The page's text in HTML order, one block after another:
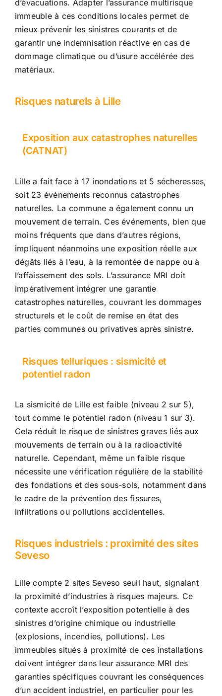
d’évacuations. Adapter l’assurance multirisque
immeuble à ces conditions locales permet de
mieux prévenir les sinistres courants et de
garantir une indemnisation réactive en cas de
dommage climatique ou d’usure accélérée des
matériaux.
Risques naturels à Lille
Exposition aux catastrophes naturelles
(CATNAT)
Lille a fait face à 17 inondations et 5 sécheresses,
soit 23 événements reconnus catastrophes
naturelles. La commune a également connu un
mouvement de terrain. Ces événements, bien que
moins fréquents que dans d’autres régions,
impliquent néanmoins une exposition réelle aux
dégâts liés à l’eau, à la remontée de nappe ou à
l’affaissement des sols. L’assurance MRI doit
impérativement intégrer une garantie
catastrophes naturelles, couvrant les dommages
structurels et le coût de remise en état des
parties communes ou privatives après sinistre.
Risques telluriques : sismicité et
potentiel radon
La sismicité de Lille est faible (niveau 2 sur 5),
tout comme le potentiel radon (niveau 1 sur 3).
Cela réduit le risque de sinistres graves liés aux
mouvements de terrain ou à la radioactivité
naturelle. Cependant, même un faible risque
nécessite une vérification régulière de la stabilité
des fondations et des sous-sols, notamment dans
le cadre de la prévention des fissures,
infiltrations ou pollutions accidentelles.
Risques industriels : proximité des sites
Seveso
Lille compte 2 sites Seveso seuil haut, signalant
la proximité d’industries à risques majeurs. Ce
contexte accroît l’exposition potentielle à des
sinistres d’origine chimique ou industrielle
(explosions, incendies, pollutions). Les
immeubles situés à proximité de ces installations
doivent intégrer dans leur assurance MRI des
garanties spécifiques couvrant les conséquences
d’un accident industriel, en particulier pour les